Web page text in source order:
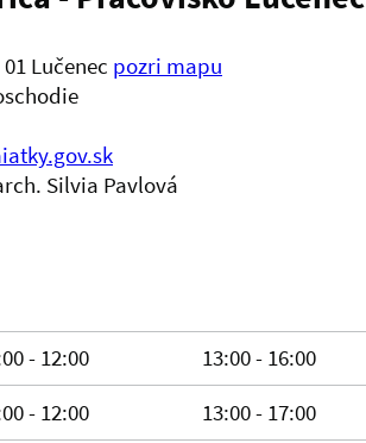
Lučenec pozri mapu
Silvia Pavlová
- 12:00
13:00 - 16:00
- 12:00
13:00 - 17:00